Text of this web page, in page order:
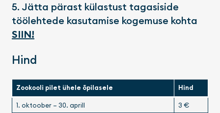
5. Jätta pärast külastust tagasiside
töölehtede kasutamise kogemuse kohta
SIIN!
Hind
Zookooli pilet ühele õpilasele Hind
1. oktoober – 30. aprill
3 €